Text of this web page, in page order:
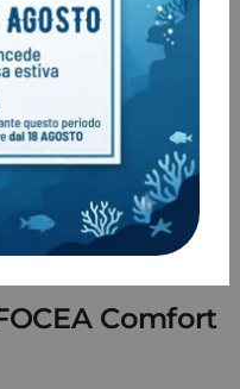
Comfort 7
di neoprene
+ zip polsi e caviglie
glutei e spalle
tecniche, diving
Comfort